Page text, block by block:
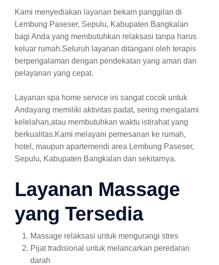
Kami menyediakan layanan bekam panggilan di
Lembung Paseser, Sepulu, Kabupaten Bangkalan
bagi Anda yang membutuhkan relaksasi tanpa harus
keluar rumah.Seluruh layanan ditangani oleh terapis
berpengalaman dengan pendekatan yang aman dan
pelayanan yang cepat.
Layanan spa home service ini sangat cocok untuk
Andayang memiliki aktivitas padat, sering mengalami
kelelahan,atau membutuhkan waktu istirahat yang
berkualitas.Kami melayani pemesanan ke rumah,
hotel, maupun apartemendi area Lembung Paseser,
Sepulu, Kabupaten Bangkalan dan sekitarnya.
Layanan Massage
yang Tersedia
Massage relaksasi untuk mengurangi stres
Pijat tradisional untuk melancarkan peredaran
darah